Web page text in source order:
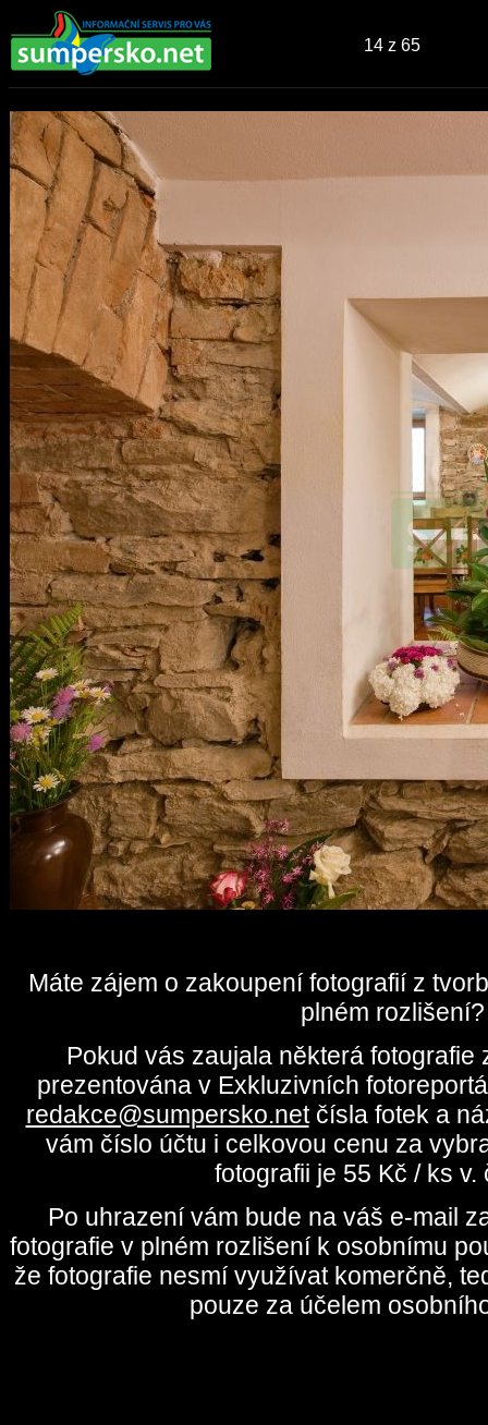
14 z 65
Máte zájem o zakoupení fotografií z
plném rozlišení?
Pokud vás zaujala některá fotografie
prezentována v Exkluzivních
redakce@sumpersko.netčísla fotek a
vám číslo účtu i celkovou cenu za
fotografii je 55 Kč / ks v.
Po uhrazení vám bude na váš e-mail
fotografie v plném rozlišení k osobnímu
že fotografie nesmí využívat komerčně,
pouze za účelem